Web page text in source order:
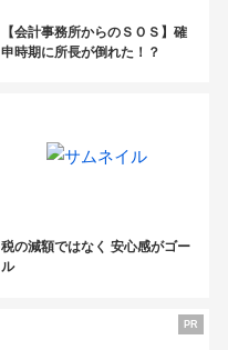
【会計事務所からのＳＯＳ】確
申時期に所長が倒れた！？
税の減額ではなく 安心感がゴー
ル
PR